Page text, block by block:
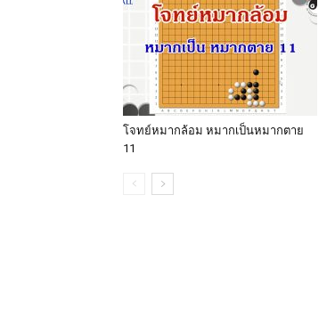
โจทย์หมากล้อม หมากเป็นหมากตาย
11